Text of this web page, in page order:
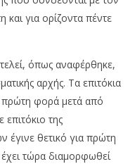
για ορίζοντα πέντε
όπως αναφέρθηκε,
αρχής. Τα επιτόκια
πρώτη φορά μετά από
της
θετικό για πρώτη
τώρα διαμορφωθεί